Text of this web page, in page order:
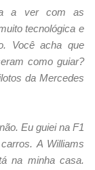
a ver com as
tecnológica e
Você acha que
como guiar?
da Mercedes
Eu guiei na F1
A Williams
na minha casa.